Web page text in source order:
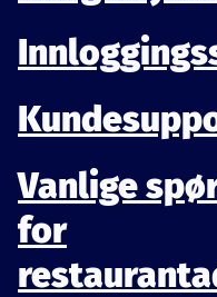
Vanlige
for